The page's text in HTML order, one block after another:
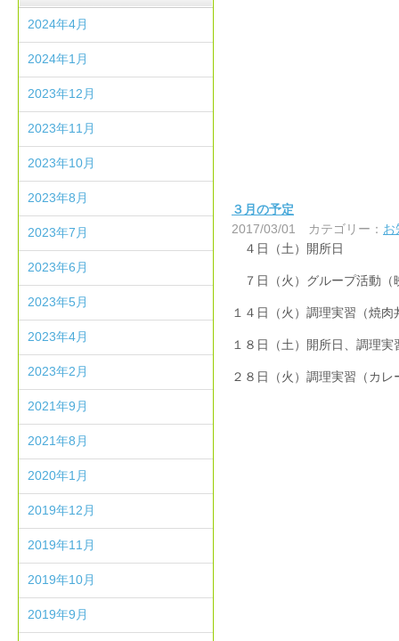
３月の予定
2017/03/01
カテゴリー： お
４日（土）開所日
７日（火）グループ活動（
１４日（火）調理実習（焼肉
１８日（土）開所日、調理実
２８日（火）調理実習（カレ
2024年4月
2024年1月
2023年12月
2023年11月
2023年10月
2023年8月
2023年7月
2023年6月
2023年5月
2023年4月
2023年2月
2021年9月
2021年8月
2020年1月
2019年12月
2019年11月
2019年10月
2019年9月